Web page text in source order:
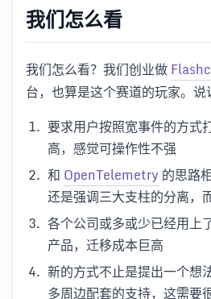
我们怎么看
我们怎么看？我们创业做
台，也算是这个赛道的玩家。说
要求用户按照宽事件的方式
高，感觉可操作性不强
和 OpenTelemetry 的思路
还是强调三大支柱的分离，
各个公司或多或少已经用上
产品，迁移成本巨高
新的方式不止是提出一个想
多周边配套的支持，这需要